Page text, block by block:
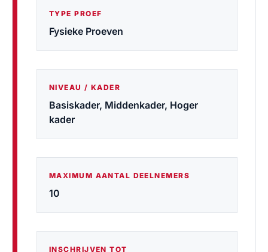
TYPE PROEF
Fysieke Proeven
NIVEAU / KADER
Basiskader, Middenkader, Hoger
kader
MAXIMUM AANTAL DEELNEMERS
10
INSCHRIJVEN TOT